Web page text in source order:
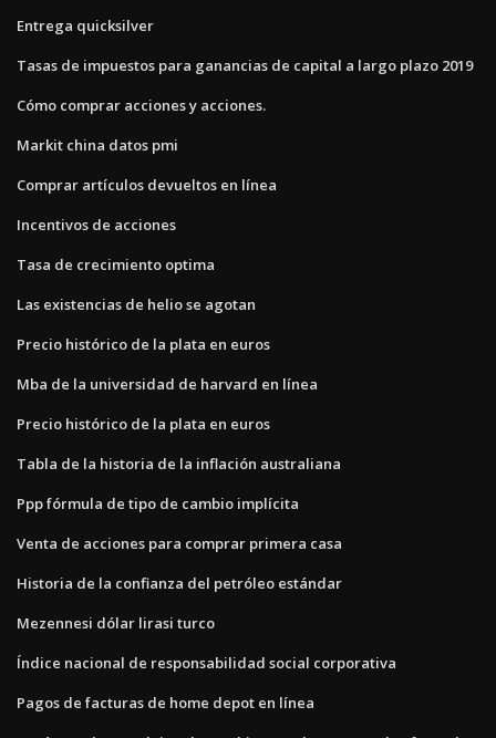
Entrega quicksilver
Tasas de impuestos para ganancias de capital a largo plazo 2019
Cómo comprar acciones y acciones.
Markit china datos pmi
Comprar artículos devueltos en línea
Incentivos de acciones
Tasa de crecimiento optima
Las existencias de helio se agotan
Precio histórico de la plata en euros
Mba de la universidad de harvard en línea
Precio histórico de la plata en euros
Tabla de la historia de la inflación australiana
Ppp fórmula de tipo de cambio implícita
Venta de acciones para comprar primera casa
Historia de la confianza del petróleo estándar
Mezennesi dólar lirasi turco
Índice nacional de responsabilidad social corporativa
Pagos de facturas de home depot en línea